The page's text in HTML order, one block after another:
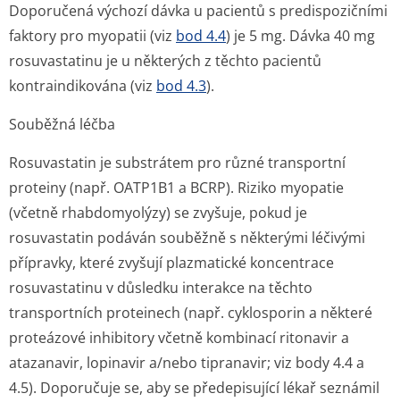
Doporučená výchozí dávka u pacientů s predispozičními
faktory pro myopatii (viz bod 4.4) je 5 mg. Dávka 40 mg
rosuvastatinu je u některých z těchto pacientů
kontraindikována (viz bod 4.3).
Souběžná léčba
Rosuvastatin je substrátem pro různé transportní
proteiny (např. OATP1B1 a BCRP). Riziko myopatie
(včetně rhabdomyolýzy) se zvyšuje, pokud je
rosuvastatin podáván souběžně s některými léčivými
přípravky, které zvyšují plazmatické koncentrace
rosuvastatinu v důsledku interakce na těchto
transportních proteinech (např. cyklosporin a některé
proteázové inhibitory včetně kombinací ritonavir a
atazanavir, lopinavir a/nebo tipranavir; viz body 4.4 a
4.5). Doporučuje se, aby se předepisující lékař seznámil